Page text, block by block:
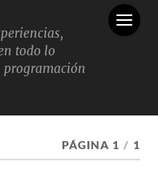
todo lo
programación
PÁGINA 1 / 1